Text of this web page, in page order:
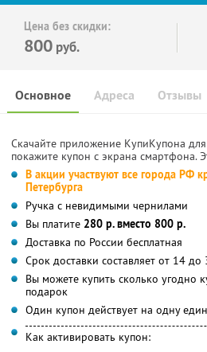
Цена без скидки:
800 руб.
Основное Отзывы
Адреса
Скачайте приложение КупиКупона для
покажите купон с экрана смартфона.
В акции участвуют все города РФ
Петербурга
Ручка с невидимыми чернилами
Вы платите 280 р. вместо 800 р.
Доставка по России бесплатная
Срок доставки составляет от 14 до
Вы можете купить сколько угодно
подарок
Один купон действует на одну
Как активировать купон: